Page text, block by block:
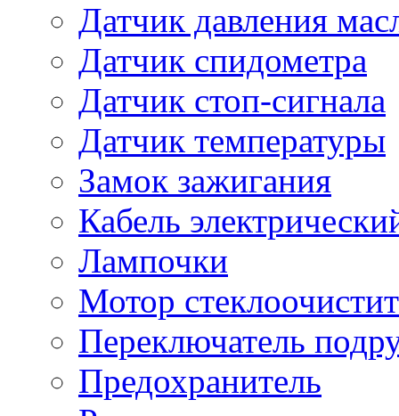
Датчик давления
Датчик спидометра
Датчик стоп-сигнала
Датчик температуры
Замок зажигания
Кабель
Лампочки
Мотор
Переключатель
Предохранитель